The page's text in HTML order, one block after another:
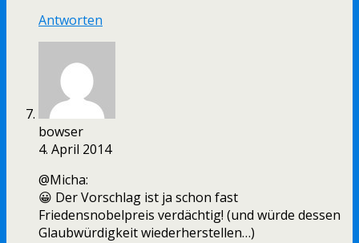
Antworten
bowser
4. April 2014
@Micha:
😀 Der Vorschlag ist ja schon fast
Friedensnobelpreis verdächtig! (und würde dessen
Glaubwürdigkeit wiederherstellen…)